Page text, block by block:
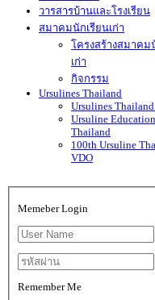
วารสารบ้านและโรงเรียน
สมาคมนักเรียนเก่า
โครงสร้างสมาคม
เก่า
กิจกรรม
Ursulines Thailand
Ursulines
Ursuline
Thailand
100th Ursuline
VDO
Memeber Login
Remember Me